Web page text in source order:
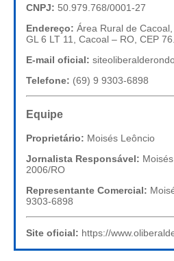
CNPJ: 50.979.768/0001-27
Endereço: Área Rural de
GL 6 LT 11, Cacoal – RO, CEP
E-mail oficial:
Telefone: (69) 9 9303-6898
Equipe
Proprietário: Moisés Leôncio
Jornalista Responsável:
2006/RO
Representante Comercial:
9303-6898
Site oficial: https://